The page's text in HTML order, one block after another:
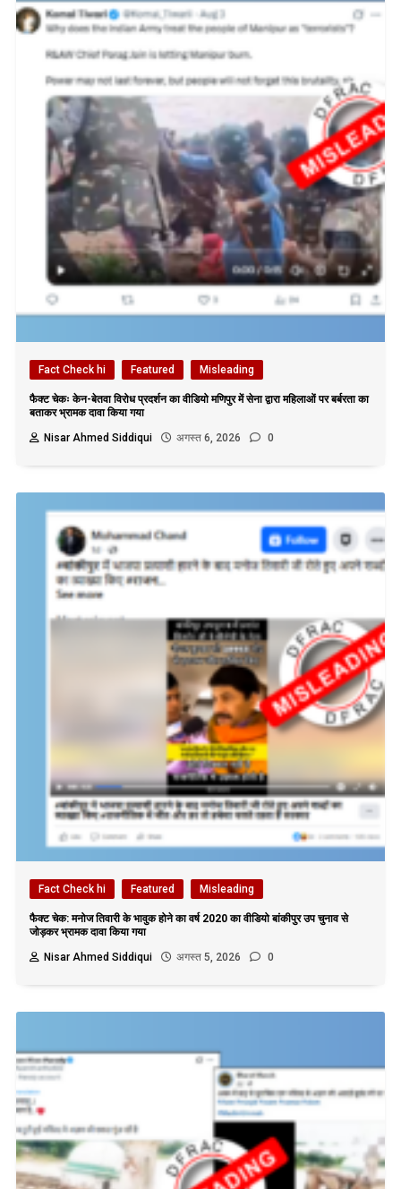
Fact Check hi Featured Misleading
फैक्ट चेकः केन-बेतवा विरोध प्रदर्शन का वीडियो मणिपुर में सेना द्वारा महिलाओं पर बर्बरता का
बताकर भ्रामक दावा किया गया
Nisar Ahmed Siddiqui
अगस्त 6, 2026 0
Fact Check hi Featured Misleading
फैक्ट चेक: मनोज तिवारी के भावुक होने का वर्ष 2020 का वीडियो बांकीपुर उप चुनाव से
जोड़कर भ्रामक दावा किया गया
Nisar Ahmed Siddiqui
अगस्त 5, 2026 0